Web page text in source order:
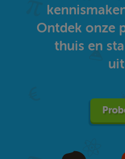
Ontdek onze
thuis en